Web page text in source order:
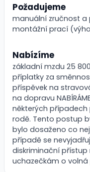
Požadujeme
manuální zručnost a
montážní prací
Nabízíme
základní mzdu 25
příplatky za
příspěvek na
na dopravu
některých případech
rodě. Tento postup
bylo dosaženo co
případě se
diskriminační
uchazečkám o